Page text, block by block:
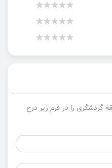
گردشگری را در فرم زیر درج